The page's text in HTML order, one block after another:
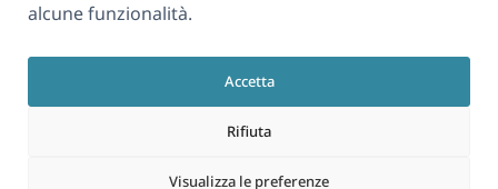
alcune funzionalità.
Accetta
Rifiuta
Visualizza le preferenze